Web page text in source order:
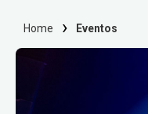
Home Eventos